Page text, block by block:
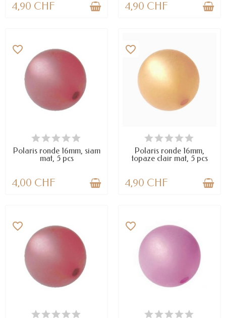
4,90 CHF 4,90 CHF
DERNIERS ARTICLES EN STOCK
favorite_border
Polaris ronde 16mm, siam
mat, 5 pcs
4,00 CHF
DERNIERS ARTICLES EN STOCK
favorite_border
Polaris ronde 16mm,
topaze clair mat, 5 pcs
4,90 CHF
EN STOCK
favorite_border
EN STOCK
favorite_border